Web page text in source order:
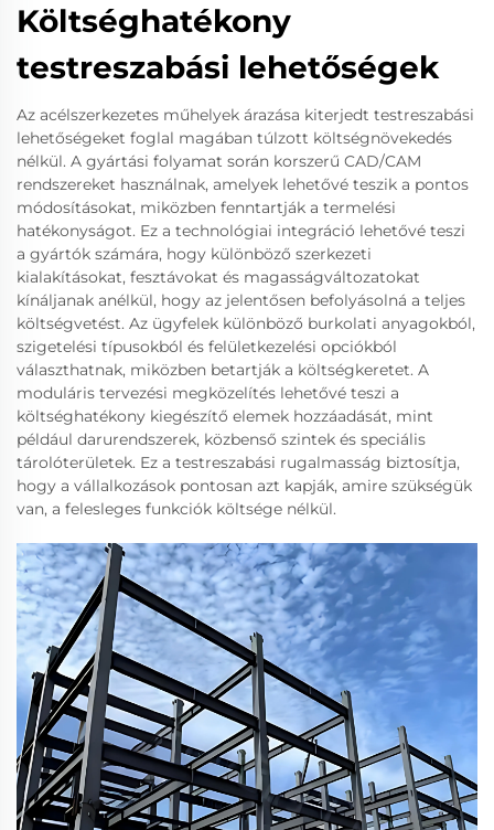
Költséghatékony
testreszabási lehetőségek
Az acélszerkezetes műhelyek árazása kiterjedt testreszabási
lehetőségeket foglal magában túlzott költségnövekedés
nélkül. A gyártási folyamat során korszerű CAD/CAM
rendszereket használnak, amelyek lehetővé teszik a pontos
módosításokat, miközben fenntartják a termelési
hatékonyságot. Ez a technológiai integráció lehetővé teszi
a gyártók számára, hogy különböző szerkezeti
kialakításokat, fesztávokat és magasságváltozatokat
kínáljanak anélkül, hogy az jelentősen befolyásolná a teljes
költségvetést. Az ügyfelek különböző burkolati anyagokból,
szigetelési típusokból és felületkezelési opciókból
választhatnak, miközben betartják a költségkeretet. A
moduláris tervezési megközelítés lehetővé teszi a
költséghatékony kiegészítő elemek hozzáadását, mint
például darurendszerek, közbenső szintek és speciális
tárolóterületek. Ez a testreszabási rugalmasság biztosítja,
hogy a vállalkozások pontosan azt kapják, amire szükségük
van, a felesleges funkciók költsége nélkül.